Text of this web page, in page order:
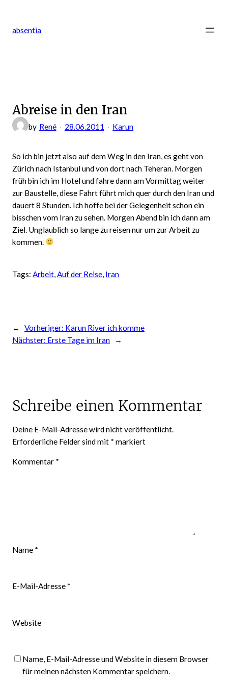
springen
absentia
Abreise in den Iran
by René 28.06.2011 Karun
So ich bin jetzt also auf dem Weg in den Iran, es geht von
Zürich nach Istanbul und von dort nach Teheran. Morgen
früh bin ich im Hotel und fahre dann am Vormittag weiter
zur Baustelle, diese Fahrt führt mich quer durch den Iran und
dauert 8 Stunden. Ich hoffe bei der Gelegenheit schon ein
bisschen vom Iran zu sehen. Morgen Abend bin ich dann am
Ziel. Unglaublich so lange zu reisen nur um zur Arbeit zu
kommen.
Tags: Arbeit, Auf der Reise, Iran
← Vorheriger: Karun River ich komme
Nächster: Erste Tage im Iran →
Schreibe einen Kommentar
Deine E-Mail-Adresse wird nicht veröffentlicht.
Erforderliche Felder sind mit * markiert
Kommentar *
Name *
E-Mail-Adresse *
Website
Name, E-Mail-Adresse und Website in diesem Browser
für meinen nächsten Kommentar speichern.